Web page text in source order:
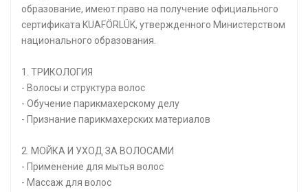
образование, имеют право на получение официального
сертификата KUAFÖRLÜK, утвержденного Министерством
национального образования.
1. ТРИКОЛОГИЯ
- Волосы и структура волос
- Обучение парикмахерскому делу
- Признание парикмахерских материалов
2. МОЙКА И УХОД ЗА ВОЛОСАМИ
- Применение для мытья волос
- Массаж для волос